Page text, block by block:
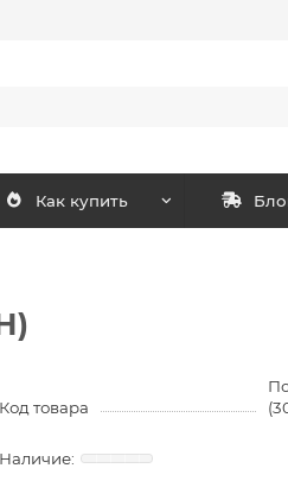
Как купить
Код товара